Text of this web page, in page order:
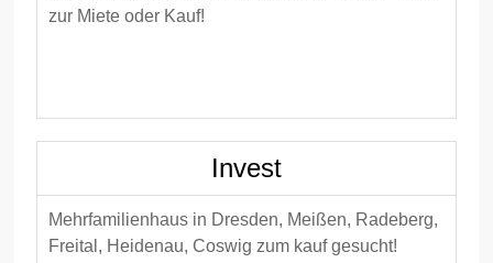
zur Miete oder Kauf!
Invest
Mehrfamilienhaus in Dresden, Meißen, Radeberg,
Freital, Heidenau, Coswig zum kauf gesucht!